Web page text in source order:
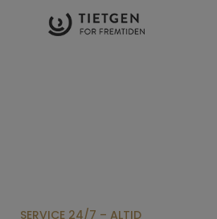
SERVICE 24/7 – ALTID